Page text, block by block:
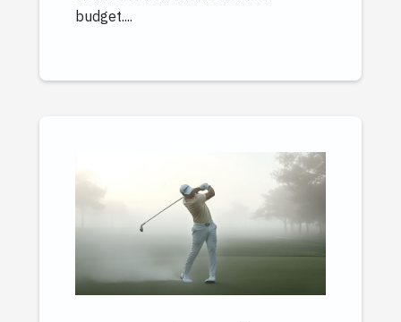
budget....